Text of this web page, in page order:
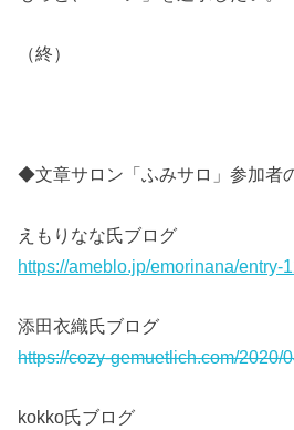
（終）
◆文章サロン「ふみサロ」参加者
えもりなな氏ブログ
https://ameblo.jp/emorinana/entry-
添田衣織氏ブログ
https://cozy-gemuetlich.com/2020/
kokko氏ブログ